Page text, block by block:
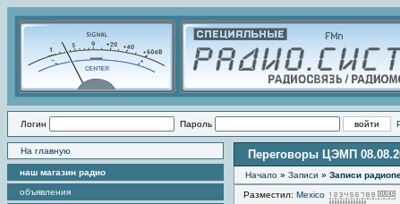
Логин Пароль
На главную
наш магазин радио
объявления
Переговоры ЦЭМП
Начало » Записи » Записи
Разместил: Mexico